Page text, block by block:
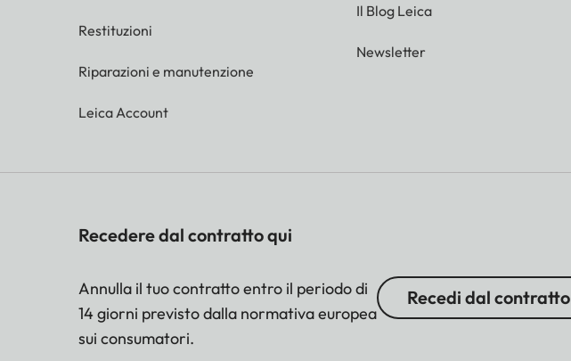
Restituzioni
Riparazioni e manutenzione
Leica Account
Il Blog Leica
Newsletter
Recedere dal contratto qui
Annulla il tuo contratto entro il periodo di
14 giorni previsto dalla normativa europea
sui consumatori.
Recedi dal contratto